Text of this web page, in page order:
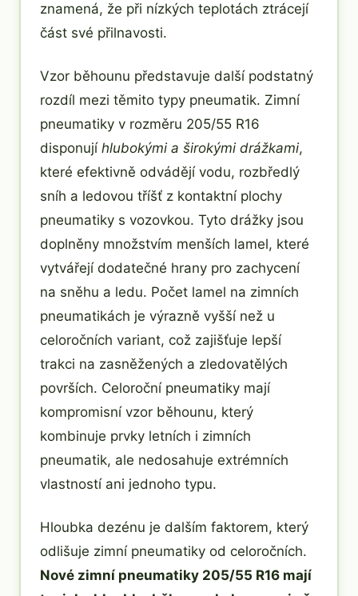
znamená, že při nízkých teplotách ztrácejí
část své přilnavosti.
Vzor běhounu představuje další podstatný
rozdíl mezi těmito typy pneumatik. Zimní
pneumatiky v rozměru 205/55 R16
disponují hlubokými a širokými drážkami,
které efektivně odvádějí vodu, rozbředlý
sníh a ledovou tříšť z kontaktní plochy
pneumatiky s vozovkou. Tyto drážky jsou
doplněny množstvím menších lamel, které
vytvářejí dodatečné hrany pro zachycení
na sněhu a ledu. Počet lamel na zimních
pneumatikách je výrazně vyšší než u
celoročních variant, což zajišťuje lepší
trakci na zasněžených a zledovatělých
površích. Celoroční pneumatiky mají
kompromisní vzor běhounu, který
kombinuje prvky letních i zimních
pneumatik, ale nedosahuje extrémních
vlastností ani jednoho typu.
Hloubka dezénu je dalším faktorem, který
odlišuje zimní pneumatiky od celoročních.
Nové zimní pneumatiky 205/55 R16 mají